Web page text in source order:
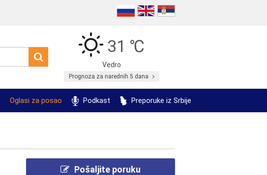
31 ℃
Vedro
Prognoza za narednih 5 dana
Oglasi za posao Podkast Preporuke iz Srbije
Pošaljite poruku